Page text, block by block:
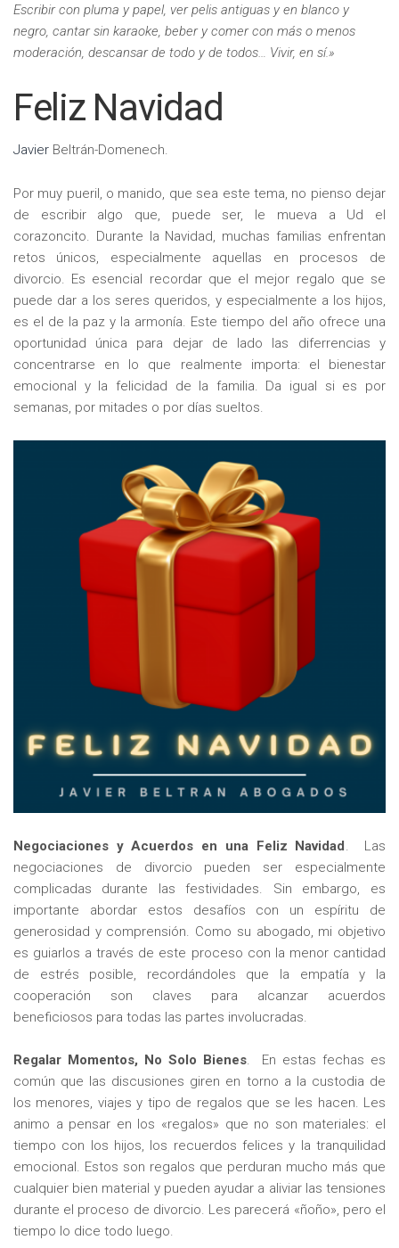
Escribir con pluma y papel, ver pelis antiguas y en blanco y
negro, cantar sin karaoke, beber y comer con más o menos
moderación, descansar de todo y de todos… Vivir, en sí.»
Feliz Navidad
Javier Beltrán-Domenech.
Por muy pueril, o manido, que sea este tema, no pienso dejar
de escribir algo que, puede ser, le mueva a Ud el
corazoncito. Durante la Navidad, muchas familias enfrentan
retos únicos, especialmente aquellas en procesos de
divorcio. Es esencial recordar que el mejor regalo que se
puede dar a los seres queridos, y especialmente a los hijos,
es el de la paz y la armonía. Este tiempo del año ofrece una
oportunidad única para dejar de lado las diferrencias y
concentrarse en lo que realmente importa: el bienestar
emocional y la felicidad de la familia. Da igual si es por
semanas, por mitades o por días sueltos.
Negociaciones y Acuerdos en una Feliz Navidad . Las
negociaciones de divorcio pueden ser especialmente
complicadas durante las festividades. Sin embargo, es
importante abordar estos desafíos con un espíritu de
generosidad y comprensión. Como su abogado, mi objetivo
es guiarlos a través de este proceso con la menor cantidad
de estrés posible, recordándoles que la empatía y la
cooperación son claves para alcanzar acuerdos
beneficiosos para todas las partes involucradas.
Regalar Momentos, No Solo Bienes. En estas fechas es
común que las discusiones giren en torno a la custodia de
los menores, viajes y tipo de regalos que se les hacen. Les
animo a pensar en los «regalos» que no son materiales: el
tiempo con los hijos, los recuerdos felices y la tranquilidad
emocional. Estos son regalos que perduran mucho más que
cualquier bien material y pueden ayudar a aliviar las tensiones
durante el proceso de divorcio. Les parecerá «ñoño», pero el
tiempo lo dice todo luego.